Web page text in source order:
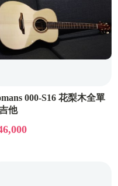
000-S16 花梨木全單
他